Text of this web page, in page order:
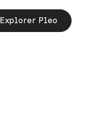
Explorer Pleo